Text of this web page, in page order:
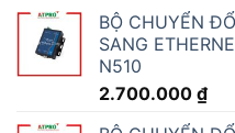
BỘ CHUYỂN
SANG
N510
2.700.000 ₫